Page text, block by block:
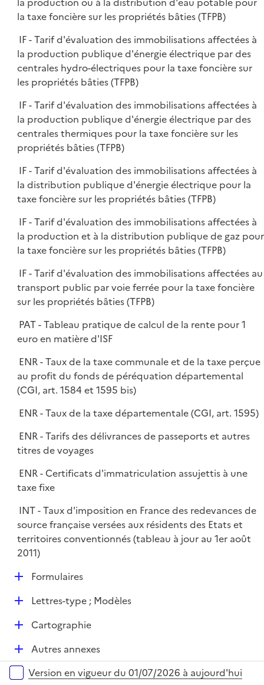
la taxe foncière sur les propriétés bâties (TFPB)
IF - Tarif d'évaluation des immobilisations affectées à
la production publique d'énergie électrique par des
centrales hydro-électriques pour la taxe foncière sur
les propriétés bâties (TFPB)
IF - Tarif d'évaluation des immobilisations affectées à
la production publique d'énergie électrique par des
centrales thermiques pour la taxe foncière sur les
propriétés bâties (TFPB)
IF - Tarif d'évaluation des immobilisations affectées à
la distribution publique d'énergie électrique pour la
taxe foncière sur les propriétés bâties (TFPB)
IF - Tarif d'évaluation des immobilisations affectées à
la production et à la distribution publique de gaz pour
la taxe foncière sur les propriétés bâties (TFPB)
IF - Tarif d'évaluation des immobilisations affectées au
transport public par voie ferrée pour la taxe foncière
sur les propriétés bâties (TFPB)
PAT - Tableau pratique de calcul de la rente pour 1
euro en matière d'ISF
ENR - Taux de la taxe communale et de la taxe perçue
au profit du fonds de péréquation départemental
(CGI, art. 1584 et 1595 bis)
ENR - Taux de la taxe départementale (CGI, art. 1595)
ENR - Tarifs des délivrances de passeports et autres
titres de voyages
ENR - Certificats d'immatriculation assujettis à une
taxe fixe
INT - Taux d'imposition en France des redevances de
source française versées aux résidents des Etats et
territoires conventionnés (tableau à jour au 1er août
2011)
D
r
Formulaires
D
e
Lettres-type ; Modèles
D
p
Cartographie
D
é
p
Autres annexes
Versions sur la période
Version en vigueur du 01/07/2026 à aujourd'hui